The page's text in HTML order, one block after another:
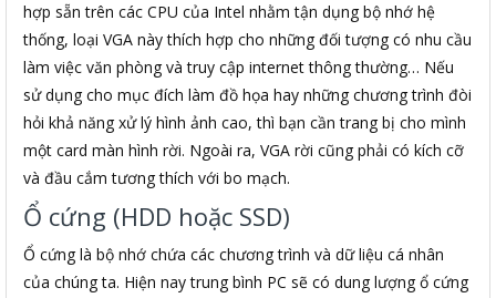
hợp sẵn trên các CPU của Intel nhằm tận dụng bộ nhớ hệ
thống, loại VGA này thích hợp cho những đối tượng có nhu cầu
làm việc văn phòng và truy cập internet thông thường… Nếu
sử dụng cho mục đích làm đồ họa hay những chương trình đòi
hỏi khả năng xử lý hình ảnh cao, thì bạn cần trang bị cho mình
một card màn hình rời. Ngoài ra, VGA rời cũng phải có kích cỡ
và đầu cắm tương thích với bo mạch.
Ổ cứng (HDD hoặc SSD)
Ổ cứng là bộ nhớ chứa các chương trình và dữ liệu cá nhân
của chúng ta. Hiện nay trung bình PC sẽ có dung lượng ổ cứng